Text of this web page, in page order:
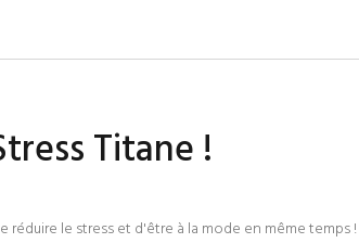
Titane !
réduire le stress et d'être à la mode en même